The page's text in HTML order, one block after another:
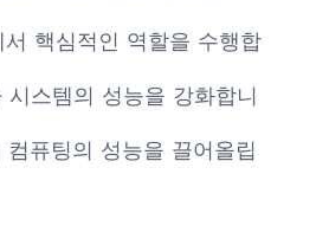
핵심적인 역할을 수행합
스템의 성능을 강화합니
퓨팅의 성능을 끌어올립